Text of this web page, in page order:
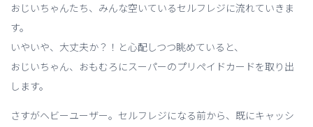
おじいちゃんたち、みんな空いているセルフレジに流れていきま
す。
いやいや、大丈夫か？！と心配しつつ眺めていると、
おじいちゃん、おもむろにスーパーのプリペイドカードを取り出
します。
さすがヘビーユーザー。セルフレジになる前から、既にキャッシ